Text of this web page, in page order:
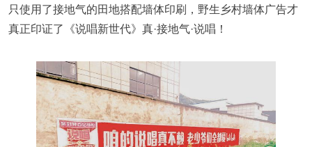
只使用了接地气的田地搭配墙体印刷，野生乡村墙体广告才
真正印证了《说唱新世代》真·接地气·说唱！